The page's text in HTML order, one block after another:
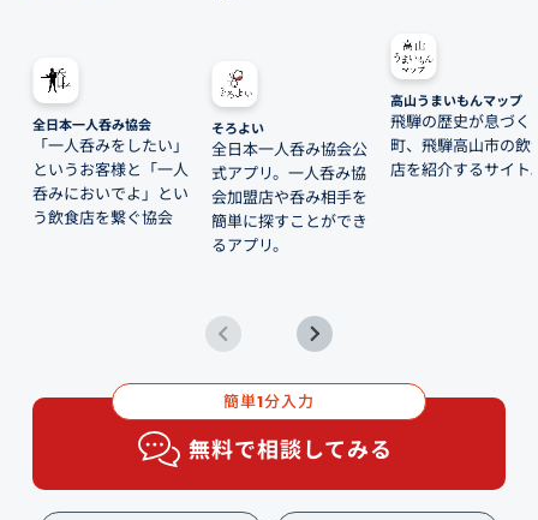
全日本一人呑み協会
「一人呑みをしたい」
というお客様と「一人
呑みにおいでよ」とい
う飲食店を繋ぐ協会
そろよい
全日本一人呑み協会公
式アプリ。一人呑み協
会加盟店や呑み相手を
簡単に探すことができ
るアプリ。
高山うまいもんマップ
飛騨の歴史が息づく
町、飛騨高山市の飲
店を紹介するサイト
簡単1分入力
無料で相談してみる